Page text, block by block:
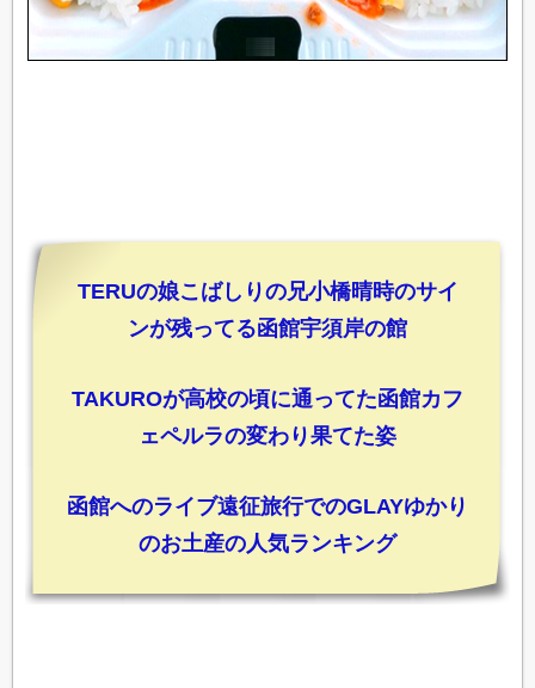
TERUの娘こばしりの兄小橋晴時のサイ
ンが残ってる函館宇須岸の館
TAKUROが高校の頃に通ってた函館カフ
ェペルラの変わり果てた姿
函館へのライブ遠征旅行でのGLAYゆかり
のお土産の人気ランキング